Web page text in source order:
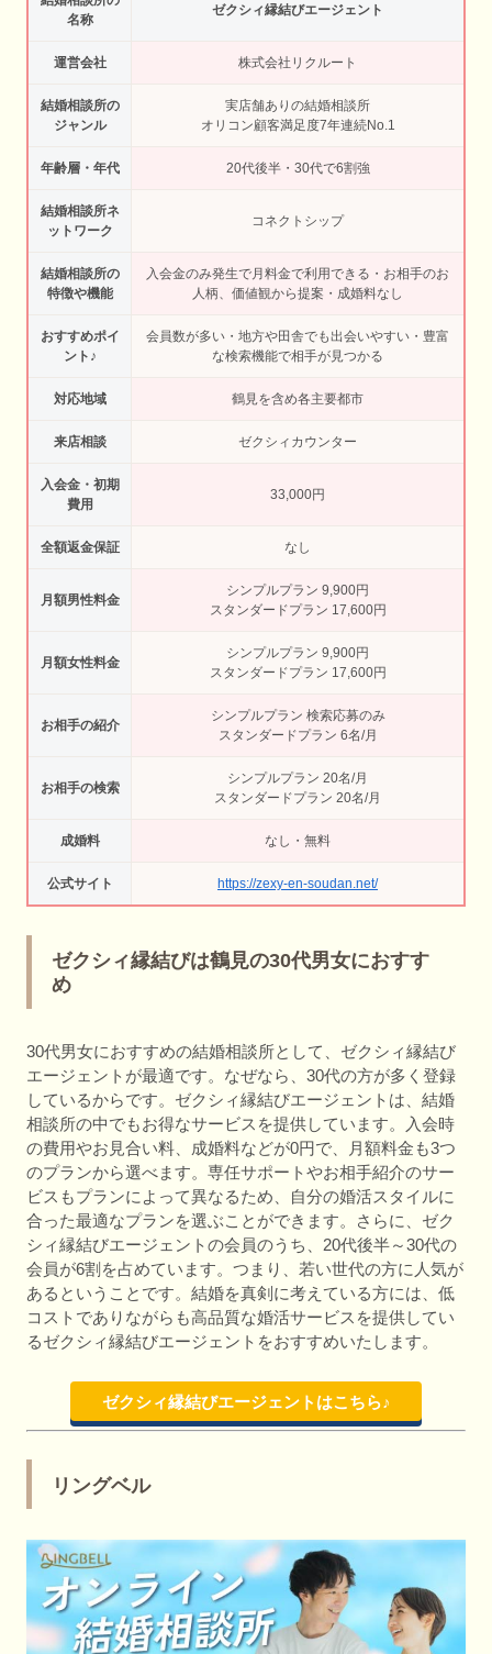
名称
ゼクシィ縁結びエージェント
運営会社 株式会社リクルート
結婚相談所の
ジャンル
実店舗ありの結婚相談所
オリコン顧客満足度7年連続No.1
年齢層・年代 20代後半・30代で6割強
結婚相談所ネ
ットワーク
コネクトシップ
結婚相談所の
特徴や機能
入会金のみ発生で月料金で利用できる・お相手のお
人柄、価値観から提案・成婚料なし
おすすめポイ
ント♪
会員数が多い・地方や田舎でも出会いやすい・豊富
な検索機能で相手が見つかる
対応地域 鶴見を含め各主要都市
来店相談 ゼクシィカウンター
入会金・初期
費用
33,000円
全額返金保証 なし
月額男性料金
シンプルプラン 9,900円
スタンダードプラン 17,600円
月額女性料金
シンプルプラン 9,900円
スタンダードプラン 17,600円
お相手の紹介
シンプルプラン 検索応募のみ
スタンダードプラン 6名/月
お相手の検索
シンプルプラン 20名/月
スタンダードプラン 20名/月
成婚料 なし・無料
公式サイト https://zexy-en-soudan.net/
ゼクシィ縁結びは鶴見の30代男女におすす
め
30代男女におすすめの結婚相談所として、ゼクシィ縁結び
エージェントが最適です。なぜなら、30代の方が多く登録
しているからです。ゼクシィ縁結びエージェントは、結婚
相談所の中でもお得なサービスを提供しています。入会時
の費用やお見合い料、成婚料などが0円で、月額料金も3つ
のプランから選べます。専任サポートやお相手紹介のサー
ビスもプランによって異なるため、自分の婚活スタイルに
合った最適なプランを選ぶことができます。さらに、ゼク
シィ縁結びエージェントの会員のうち、20代後半～30代の
会員が6割を占めています。つまり、若い世代の方に人気が
あるということです。結婚を真剣に考えている方には、低
コストでありながらも高品質な婚活サービスを提供してい
るゼクシィ縁結びエージェントをおすすめいたします。
ゼクシィ縁結びエージェントはこちら♪
リングベル